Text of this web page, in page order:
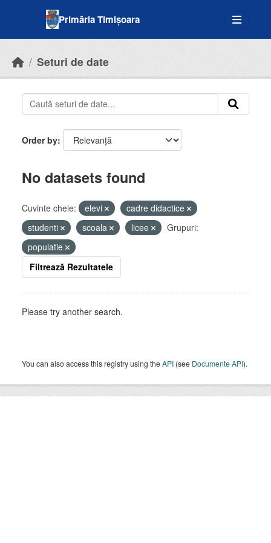
Primăria Timișoara
Seturi de date
Order by
No datasets found
Cuvinte cheie: elevi
cadre didactice
studenti
scoala licee
Grupuri:
populatie
Filtrează Rezultatele
Please try another search.
You can also access this registry using theAPI (see Documente API).